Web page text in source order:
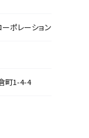
ポレーション
町1-4-4